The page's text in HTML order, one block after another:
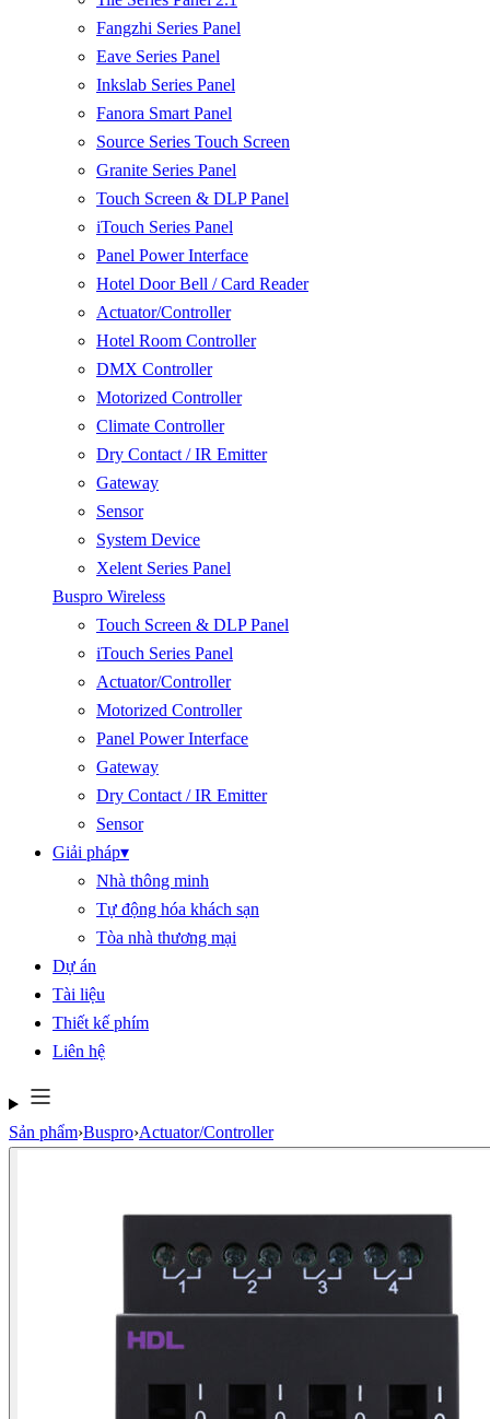
Fangzhi Series Panel
Eave Series Panel
Inkslab Series Panel
Fanora Smart Panel
Source Series Touch Screen
Granite Series Panel
Touch Screen & DLP Panel
iTouch Series Panel
Panel Power Interface
Hotel Door Bell / Card Reader
Actuator/Controller
Hotel Room Controller
DMX Controller
Motorized Controller
Climate Controller
Dry Contact / IR Emitter
Gateway
Sensor
System Device
Xelent Series Panel
Buspro Wireless
Touch Screen & DLP Panel
iTouch Series Panel
Actuator/Controller
Motorized Controller
Panel Power Interface
Gateway
Dry Contact / IR Emitter
Sensor
Giải pháp▾
Nhà thông minh
Tự động hóa khách sạn
Tòa nhà thương mại
Dự án
Tài liệu
Thiết kế phím
Liên hệ
Sản phẩm›Buspro›Actuator/Controller